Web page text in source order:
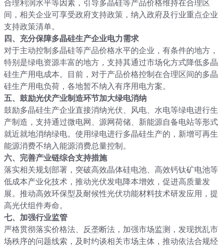
合理利润水平等因素，引导多晶硅等产品价格维持在合理区
间，相关企业可享受政府支持政策，纳入政府及行业重点企业
支持政策清单。
四、充分保障多晶硅生产企业电力需求
对于主动控制多晶硅等产品价格水平的企业，有条件的地方，
特别是绿电资源丰富的地方，支持其通过市场化方式降低多晶
硅生产用电成本。目前，对于产品价格控制在合理区间的多晶
硅生产用电负荷，各地暂不纳入有序用电方案。
五、鼓励光伏产业制造环节加大绿电消纳
鼓励多晶硅生产企业直接消纳光伏、风电、水电等绿电进行生
产制造，支持通过微电网、源网荷储、新能源自备电站等形式
就近就地消纳绿电。使用绿电进行多晶硅生产的，新增可再生
能源消费不纳入能源消费总量控制。
六、完善产业链综合支持措施
落实相关规划部署，突破高效晶体硅电池、高效钙钛矿电池等
低成本产业化技术，推动光伏发电降本增效，促进高质量发
展。推动高效环保型及耐候性光伏功能材料技术研发应用，提
高光伏组件寿命。
七、加强行业监管
严格贯彻落实价格法、反垄断法，加强市场监测，发现扰乱市
场秩序的问题线索，及时约谈相关市场主体，推动依法合规经